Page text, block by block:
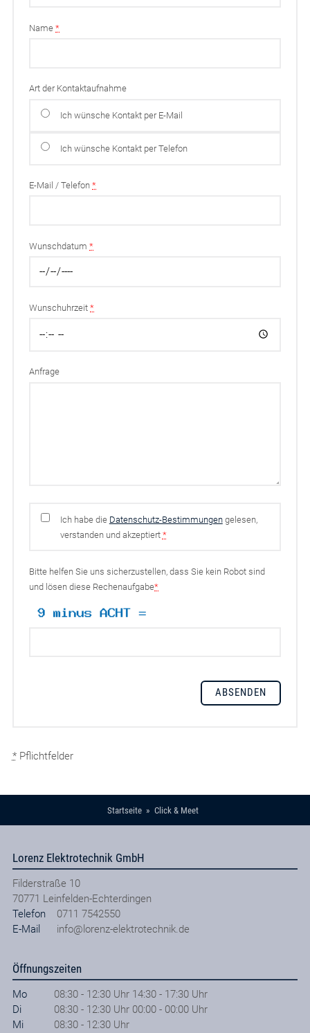
Name*
Art der Kontaktaufnahme
Ich wünsche Kontakt per E-Mail
Ich wünsche Kontakt per Telefon
E-Mail / Telefon*
Wunschdatum*
Wunschuhrzeit*
Anfrage
Ich habe die Datenschutz-Bestimmungengelesen,
verstanden und akzeptiert *
Bitte helfen Sie uns sicherzustellen, dass Sie kein Robot sind
und lösen diese Rechenaufgabe*
*Pflichtfelder
Startseite Click & Meet
Lorenz Elektrotechnik GmbH
Filderstraße 10
70771 Leinfelden-Echterdingen
Telefon
0711 7542550
E-Mail
info@lorenz-elektrotechnik.de
Öffnungszeiten
Mo
08:30 - 12:30 Uhr 14:30 - 17:30 Uhr
Di
08:30 - 12:30 Uhr 00:00 - 00:00 Uhr
Mi
08:30 - 12:30 Uhr